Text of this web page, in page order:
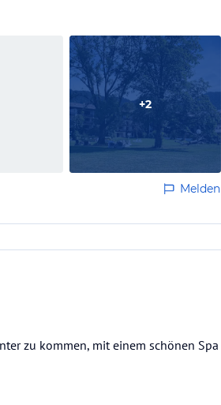
+2
Melden
zu kommen, mit einem schönen Spa